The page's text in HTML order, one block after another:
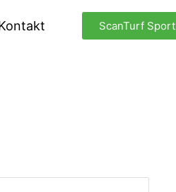
ScanTurf Sport